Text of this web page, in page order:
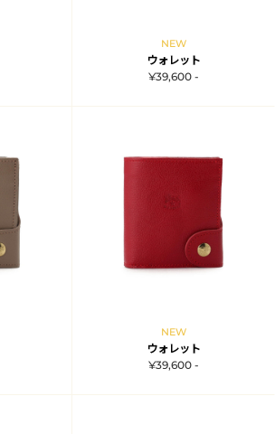
NEW
ウォレット
¥39,600 -
NEW
ウォレット
¥39,600 -